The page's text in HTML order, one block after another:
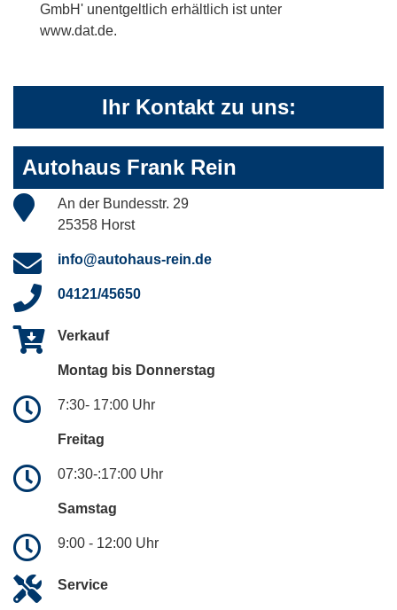
GmbH' unentgeltlich erhältlich ist unter
www.dat.de.
Ihr Kontakt zu uns:
Autohaus Frank Rein
An der Bundesstr. 29
25358 Horst
info@autohaus-rein.de
04121/45650
Verkauf
Montag bis Donnerstag
7:30- 17:00 Uhr
Freitag
07:30-:17:00 Uhr
Samstag
9:00 - 12:00 Uhr
Service